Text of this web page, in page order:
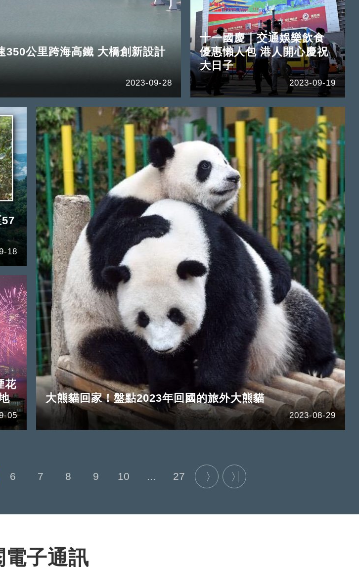
350公里跨海高鐵 大橋創新設計
2023-09-28
十一國慶｜交通娛樂飲食
優惠懶人包 港人開心慶祝
大日子
2023-09-19
18
花
05
大熊貓回家！盤點2023年回國的旅外大熊貓
2023-08-29
6 7 8 9 10 ... 27
電子通訊